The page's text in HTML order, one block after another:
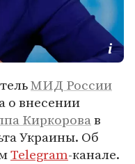
МИД России
о внесении
Киркоровав
Украины. Об
Telegram-канале.